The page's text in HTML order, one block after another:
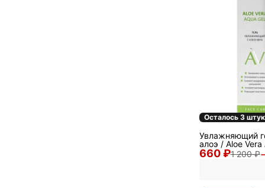
Осталось 3
660 ₽1 200 ₽−
Увлажняющий
алоэ / Aloe